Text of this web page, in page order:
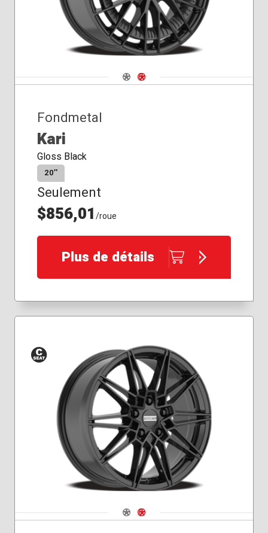
Navigate 1
Navigate 2
Fondmetal
Kari
Gloss Black
20″
Seulement
$856,01/roue
Plus de détails
Siège
conique
Navigate 1
Navigate 2